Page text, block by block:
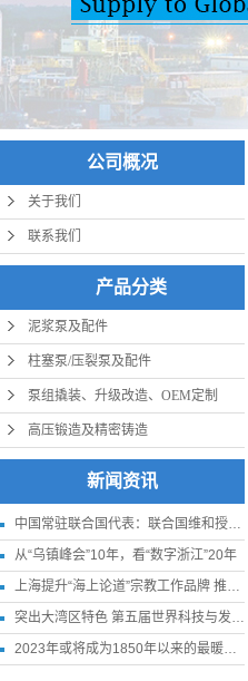
公司概况
关于我们
联系我们
产品分类
泥浆泵及配件
柱塞泵/压裂泵及配件
泵组撬装、升级改造、OEM定制
高压锻造及精密铸造
新闻资讯
中国常驻联合国代表：联合国维和授权应更贴近实际
从“乌镇峰会”10年，看“数字浙江”20年
上海提升“海上论道”宗教工作品牌 推进我国宗教中国化走深走实
突出大湾区特色 第五届世界科技与发展论坛11月下旬在深圳举行
2023年或将成为1850年以来的最暖年份